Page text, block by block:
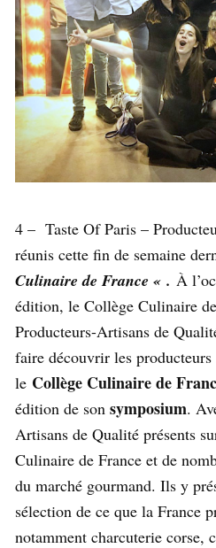
4 – Taste Of Paris –
réunis cette fin de semaine
Culinaire de France « . À
édition, le Collège Culinaire
Producteurs-Artisans de
faire découvrir les
le Collège Culinaire de
édition de son symposium.
Artisans de Qualité présents
Culinaire de France et de
du marché gourmand. Ils y
sélection de ce que la France
notamment charcuterie corse,